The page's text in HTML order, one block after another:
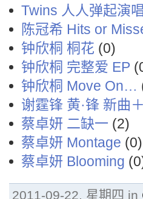
Twins 人人弹起演
陈冠希 Hits or
钟欣桐 桐花 (0)
钟欣桐 完整爱 EP
钟欣桐 Move On…
谢霆锋 黄·锋 新曲
蔡卓妍 二缺一 (2)
蔡卓妍 Montage (0)
蔡卓妍 Blooming
2011-09-22, 星期四 in